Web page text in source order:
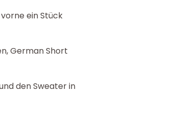
ein Stück
German Short
den Sweater in